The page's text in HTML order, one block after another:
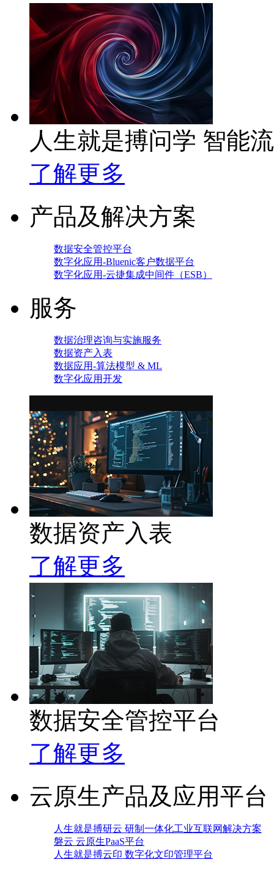
人生就是搏问学 智能
了解更多
产品及解决方案
数据安全管控平台
数字化应用-Bluenic客户数据平台
数字化应用-云捷集成中间件（ESB）
服务
数据治理咨询与实施服务
数据资产入表
数据应用-算法模型 & ML
数字化应用开发
数据资产入表
了解更多
数据安全管控平台
了解更多
云原生产品及应用平台
人生就是搏研云 研制一体化工业互联网解决方案
磐云 云原生PaaS平台
人生就是搏云印 数字化文印管理平台